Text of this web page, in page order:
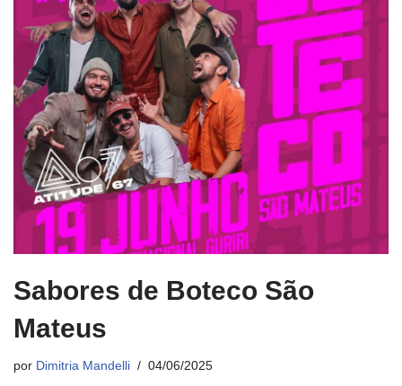
Sabores de Boteco São
Mateus
por Dimitria Mandelli 04/06/2025